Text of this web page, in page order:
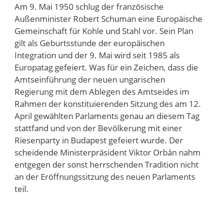
Am 9. Mai 1950 schlug der französische
Außenminister Robert Schuman eine Europäische
Gemeinschaft für Kohle und Stahl vor. Sein Plan
gilt als Geburtsstunde der europäischen
Integration und der 9. Mai wird seit 1985 als
Europatag gefeiert. Was für ein Zeichen, dass die
Amtseinführung der neuen ungarischen
Regierung mit dem Ablegen des Amtseides im
Rahmen der konstituierenden Sitzung des am 12.
April gewählten Parlaments genau an diesem Tag
stattfand und von der Bevölkerung mit einer
Riesenparty in Budapest gefeiert wurde. Der
scheidende Ministerpräsident Viktor Orbán nahm
entgegen der sonst herrschenden Tradition nicht
an der Eröffnungssitzung des neuen Parlaments
teil.